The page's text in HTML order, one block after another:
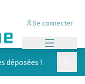
Se connecter
déposées !